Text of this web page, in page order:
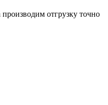
отгрузку точно